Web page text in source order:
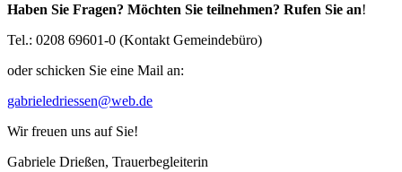
Haben Sie Fragen? Möchten Sie teilnehmen? Rufen Sie an!
Tel.: 0208 69601-0 (Kontakt Gemeindebüro)
oder schicken Sie eine Mail an:
gabrieledriessen@web.de
Wir freuen uns auf Sie!
Gabriele Drießen, Trauerbegleiterin